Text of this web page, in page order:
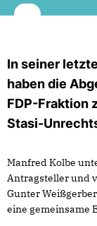
In seiner
haben die
FDP-Fraktion
Stasi-
Manfred Kolbe
Antragsteller und
Gunter
eine gemeinsame